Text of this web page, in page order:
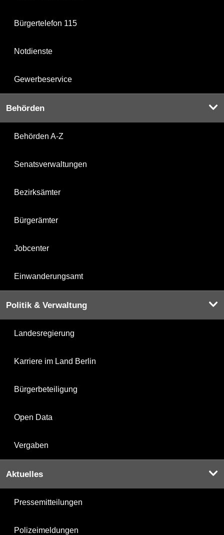
Bürgertelefon 115
Notdienste
Gewerbeservice
Behörden
Behörden A-Z
Senatsverwaltungen
Bezirksämter
Bürgerämter
Jobcenter
Einwanderungsamt
Politik & Verwaltung
Landesregierung
Karriere im Land Berlin
Bürgerbeteiligung
Open Data
Vergaben
Aktuelles
Pressemitteilungen
Polizeimeldungen